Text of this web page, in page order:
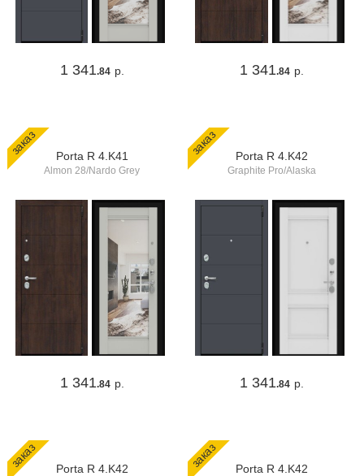
1 341.84 р. 1 341.84 р.
заказ Porta R 4.K41
Almon 28/Nardo Grey
1 341.84 р.
заказ Porta R 4.K42
Graphite Pro/Alaska
1 341.84 р.
заказ Porta R 4.K42 заказ Porta R 4.K42